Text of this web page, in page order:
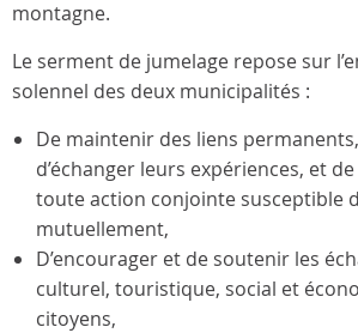
montagne.
Le serment de jumelage repose sur
solennel des deux municipalités :
De maintenir des liens
d’échanger leurs expériences, et
toute action conjointe susceptible
mutuellement,
D’encourager et de soutenir les
culturel, touristique, social et
citoyens,